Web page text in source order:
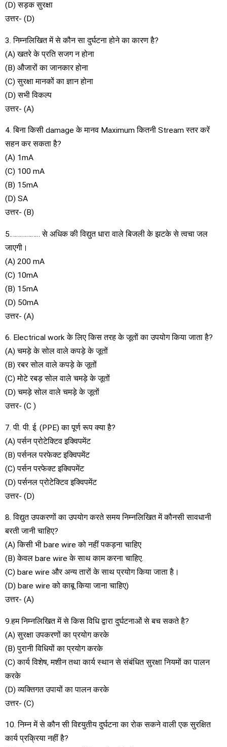
(D) सड़क सुरक्षा
उत्तर- (D)
3. निम्नलिखित में से कौन सा दुर्घटना होने का कारण है?
(A) खतरे के प्रति सजग न होना
(B) औजारों का जानकार होना
(C) सुरक्षा मानकों का ज्ञान होना
(D) सभी विकल्प
उत्तर- (A)
4. बिना किसी damage के मानव Maximum कितनी Stream स्तर करें
सहन कर सकता है?
(A) 1mA
(C) 100 mA
(B) 15mA
(D) SA
उत्तर- (B)
5……………… से अधिक की विद्युत धारा वाले बिजली के झटके से त्वचा जल
जाएगी।
(A) 200 mA
(C) 10mA
(B) 15mA
(D) 50mA
उत्तर- (A)
6. Electrical work के लिए किस तरह के जूतों का उपयोग किया जाता है?
(A) चमड़े के सोल वाले कपड़े के जूतों
(B) रबर सोल वाले कपड़े के जूतों
(C) मोटे रबड़ सोल वाले चमड़े के जूतों
(D) चमड़े सोल वाले चमड़े के जूतों
उत्तर- (C )
7. पी. पी. ई. (PPE) का पूर्ण रूप क्या है?
(A) पर्सन प्रोटेक्टिव इक्विपमेंट
(B) पर्सनल परफेक्ट इक्विपमेंट
(C) पर्सन परफेक्ट इक्विपमेंट
(D) पर्सनल प्रोटेक्टिव इक्विपमेंट
उत्तर- (D)
8. विद्युत उपकरणों का उपयोग करते समय निम्नलिखित में कौनसी सावधानी
बरती जानी चाहिए?
(A) किसी भी bare wire को नहीं पकड़ना चाहिए
(B) केवल bare wire के साथ काम करना चाहिए.
(C) bare wire और अन्य तारों के साथ प्रयोग किया जाता है।
(D) bare wire को काबू किया जाना चाहिए)
उत्तर- (A)
9.हम निम्नलिखित में से किस विधि द्वारा दुर्घटनाओं से बच सकते है?
(A) सुरक्षा उपकरणों का प्रयोग करके
(B) पुरानी विधियों का प्रयोग करके
(C) कार्य विशेष, मशीन तथा कार्य स्थान से संबंधित सुरक्षा नियमों का पालन
करके
(D) व्यक्तिगत उपायों का पालन करके
उत्तर- (C)
10. निम्न में से कौन सी विद्द्युतीय दुर्घटना का रोक सकने वाली एक सुरक्षित
कार्य प्रक्रिया नहीं है?